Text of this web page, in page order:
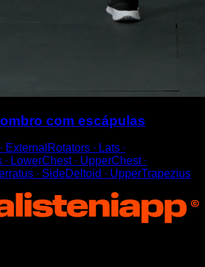
com escápulas
ExternalRotators ∙ Lats ∙
LowerChest ∙ UpperChest ∙
∙ SideDeltoid ∙ UpperTrapezius